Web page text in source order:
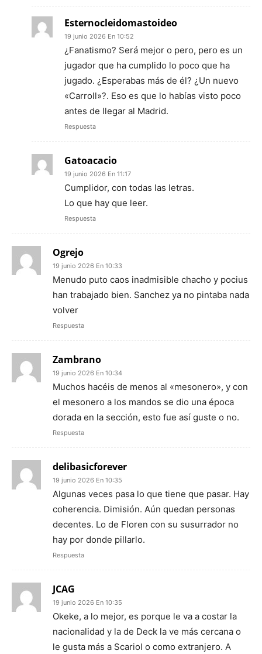
Esternocleidomastoideo
19 junio 2026 En 10:52
¿Fanatismo? Será mejor o pero, pero es un
jugador que ha cumplido lo poco que ha
jugado. ¿Esperabas más de él? ¿Un nuevo
«Carroll»?. Eso es que lo habías visto poco
antes de llegar al Madrid.
Respuesta
Gatoacacio
19 junio 2026 En 11:17
Cumplidor, con todas las letras.
Lo que hay que leer.
Respuesta
Ogrejo
19 junio 2026 En 10:33
Menudo puto caos inadmisible chacho y pocius
han trabajado bien. Sanchez ya no pintaba nada
volver
Respuesta
Zambrano
19 junio 2026 En 10:34
Muchos hacéis de menos al «mesonero», y con
el mesonero a los mandos se dio una época
dorada en la sección, esto fue así guste o no.
Respuesta
delibasicforever
19 junio 2026 En 10:35
Algunas veces pasa lo que tiene que pasar. Hay
coherencia. Dimisión. Aún quedan personas
decentes. Lo de Floren con su susurrador no
hay por donde pillarlo.
Respuesta
JCAG
19 junio 2026 En 10:35
Okeke, a lo mejor, es porque le va a costar la
nacionalidad y la de Deck la ve más cercana o
le gusta más a Scariol o como extranjero. A